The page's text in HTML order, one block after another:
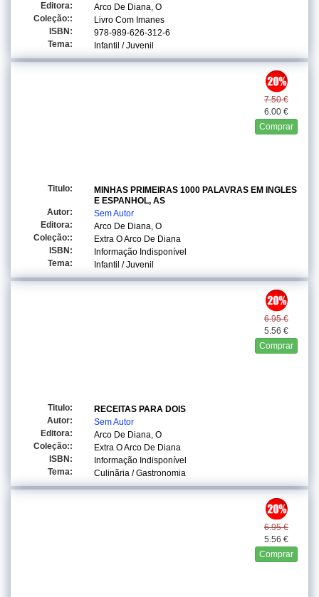
Editora:
Arco De Diana, O
Coleção::
Livro Com Imanes
ISBN:
978-989-626-312-6
Tema:
Infantil / Juvenil
7.50 €
6.00 €
Comprar
Titulo:
MINHAS PRIMEIRAS 1000 PALAVRAS EM INGLES
E ESPANHOL, AS
Autor:
Sem Autor
Editora:
Arco De Diana, O
Coleção::
Extra O Arco De Diana
ISBN:
Informação Indisponível
Tema:
Infantil / Juvenil
6.95 €
5.56 €
Comprar
Titulo:
RECEITAS PARA DOIS
Autor:
Sem Autor
Editora:
Arco De Diana, O
Coleção::
Extra O Arco De Diana
ISBN:
Informação Indisponível
Tema:
Culinãria / Gastronomia
6.95 €
5.56 €
Comprar